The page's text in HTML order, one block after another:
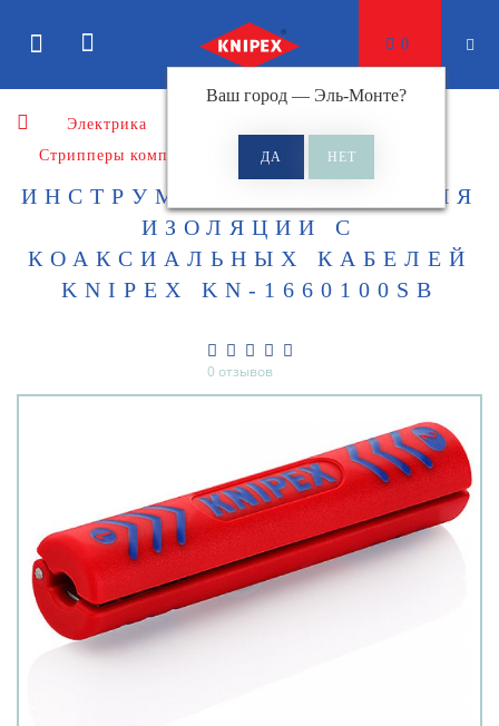
Ваш город — Эль-Монте?
0
Электрика
Стрипперы компактные
ИНСТРУМЕНТ ДЛЯ СНЯТИЯ
ИЗОЛЯЦИИ С
КОАКСИАЛЬНЫХ КАБЕЛЕЙ
KNIPEX KN-1660100SB
0 отзывов